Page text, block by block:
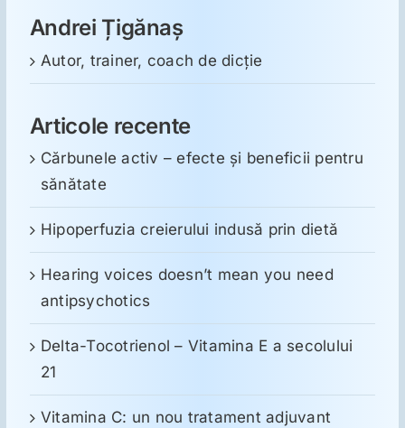
Andrei Țigănaș
Autor, trainer, coach de dicție
Articole recente
Cărbunele activ – efecte și beneficii pentru
sănătate
Hipoperfuzia creierului indusă prin dietă
Hearing voices doesn’t mean you need
antipsychotics
Delta-Tocotrienol – Vitamina E a secolului
21
Vitamina C: un nou tratament adjuvant